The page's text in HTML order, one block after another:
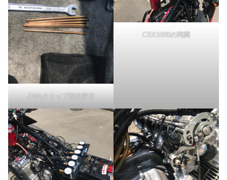
JNのクリップ段数変更
CBX1000の同調